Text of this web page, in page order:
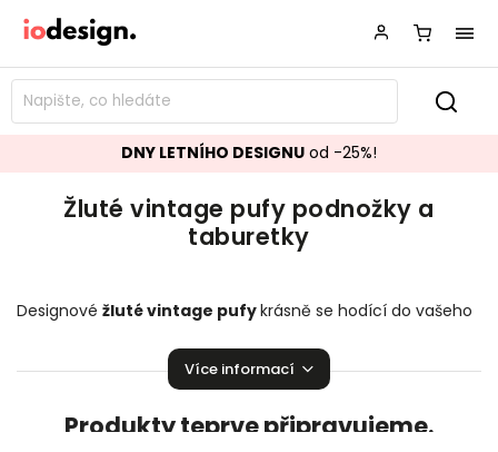
DNY LETNÍHO DESIGNU od -25%!
Žluté vintage pufy podnožky a
taburetky
Designové žluté vintage pufykrásně se hodící do vašeho
soupravě přímo stvořené k relaxaci!
Více informací
Produkty teprve připravujeme.